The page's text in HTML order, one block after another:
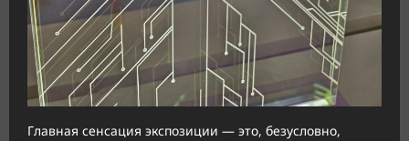
Главная сенсация экспозиции — это, безусловно,